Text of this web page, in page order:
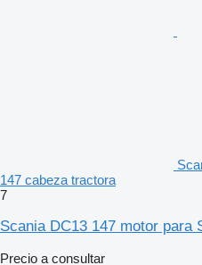
147 cabeza tractora
7
Scania DC13 147 motor para
Precio a consultar